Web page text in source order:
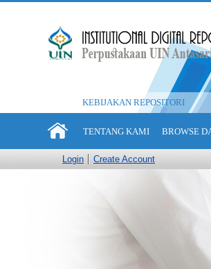
KEBIJAKAN REPOSITORI
TENTANG KAMI BROWSE
Login Create Account